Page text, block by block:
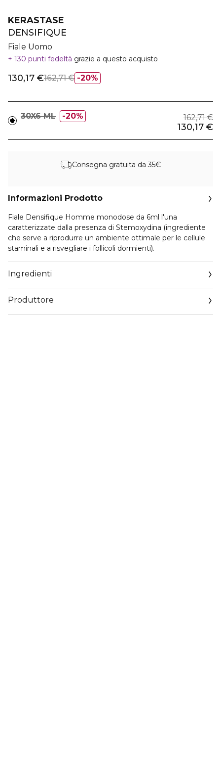
KERASTASE
DENSIFIQUE
Fiale Uomo
130 punti fedeltà grazie a questo acquisto
20%
130,17 €162,71 €
30X6 ML 20% 162,71 €
130,17 €
Consegna gratuita da 35€
Informazioni Prodotto
Fiale Densifique Homme monodose da 6ml l'una
caratterizzate dalla presenza di Stemoxydina (ingrediente
che serve a riprodurre un ambiente ottimale per le cellule
staminali e a risvegliare i follicoli dormienti).
Ingredienti
Produttore